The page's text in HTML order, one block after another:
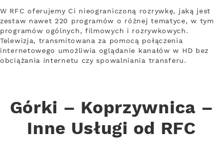
W RFC oferujemy Ci nieograniczoną rozrywkę, jaką jest
zestaw nawet 220 programów o różnej tematyce, w tym
programów ogólnych, filmowych i rozrywkowych.
Telewizja, transmitowana za pomocą połączenia
internetowego umożliwia oglądanie kanałów w HD bez
obciążania internetu czy spowalniania transferu.
Górki – Koprzywnica –
Inne Usługi od RFC